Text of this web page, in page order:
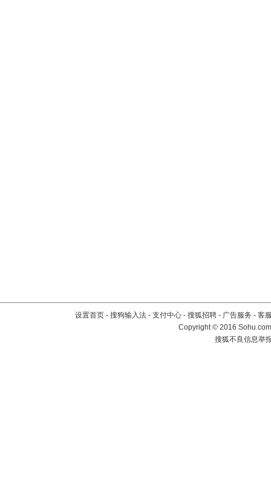
设置首页 - 搜狗输入法 - 支付中心 - 搜狐招聘 - 广告服务 - 客
Copyright©2016
搜狐不良信息举